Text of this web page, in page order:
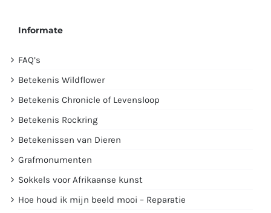
Informate
FAQ’s
Betekenis Wildflower
Betekenis Chronicle of Levensloop
Betekenis Rockring
Betekenissen van Dieren
Grafmonumenten
Sokkels voor Afrikaanse kunst
Hoe houd ik mijn beeld mooi – Reparatie